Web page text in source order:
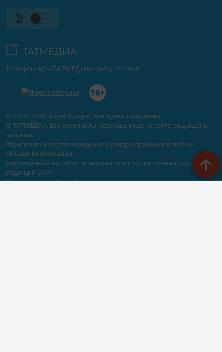
© 2011 - 2026. Казан Утлары. Все права защищены.
© ТАТМЕДИА. Все материалы, размещенные на сайте, защищены
законом.
Перепечатка, воспроизведение и распространение в любом
объеме информации,
размещенной на сайте, возможна только с письменного согласия
редакций СМИ.
При поддержке Республиканского агентства по печати и массовым
Телефон АО «ТАТМЕДИА»: (843) 222 09 84
16+